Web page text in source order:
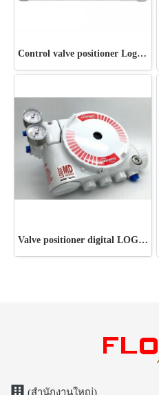
Control valve positioner Logix MD+ series
Valve positioner digital LOGIX 3200MD-28
(สำนักงานใหญ่)